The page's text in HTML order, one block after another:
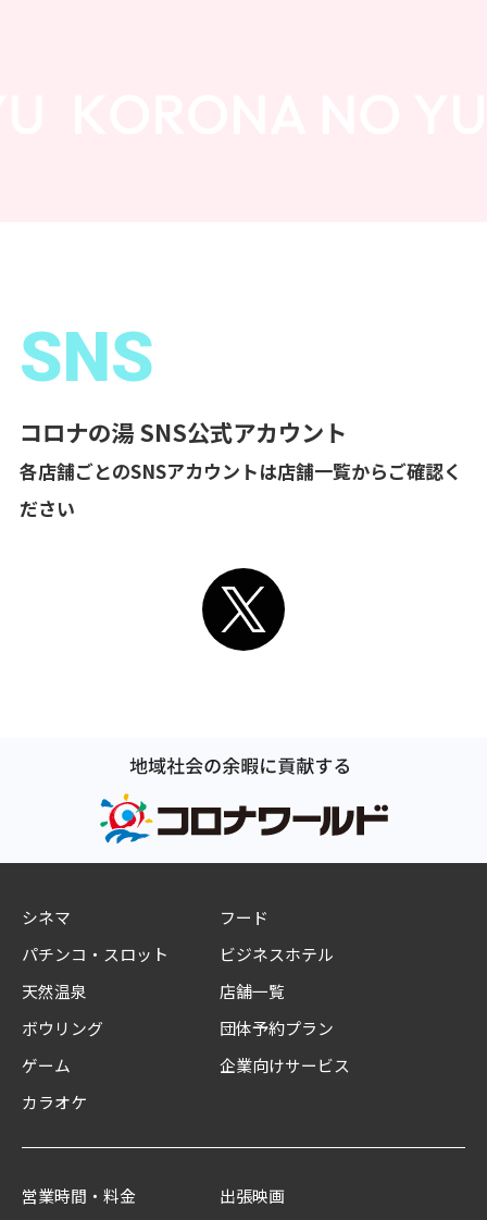
SNS
コロナの湯 SNS公式アカウント
各店舗ごとのSNSアカウントは店舗一覧からご確認く
ださい
シネマ
パチンコ・スロット
天然温泉
ボウリング
ゲーム
カラオケ
フード
ビジネスホテル
店舗一覧
団体予約プラン
企業向けサービス
営業時間・料金 出張映画